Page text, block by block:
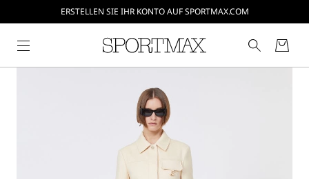
ERSTELLEN SIE IHR KONTO AUF SPORTMAX.COM